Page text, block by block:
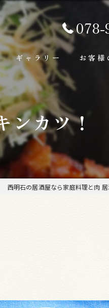
078-
物
ギャラリー お客様
ンカツ！
西明石の居酒屋なら家庭料理と肉